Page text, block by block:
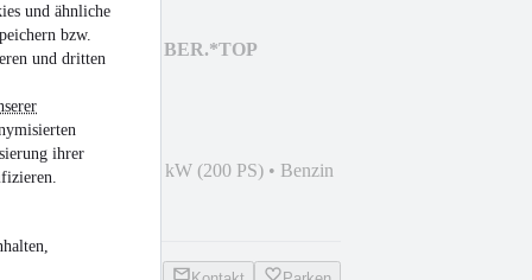
und ähnliche
bzw.
und dritten
ihrer
FACH BER.*TOP
•142.800 km 147 kW (200 PS) • Benzin